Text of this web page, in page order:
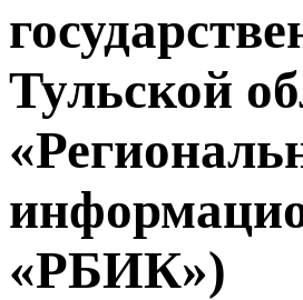
Тульской
«РБИК»)